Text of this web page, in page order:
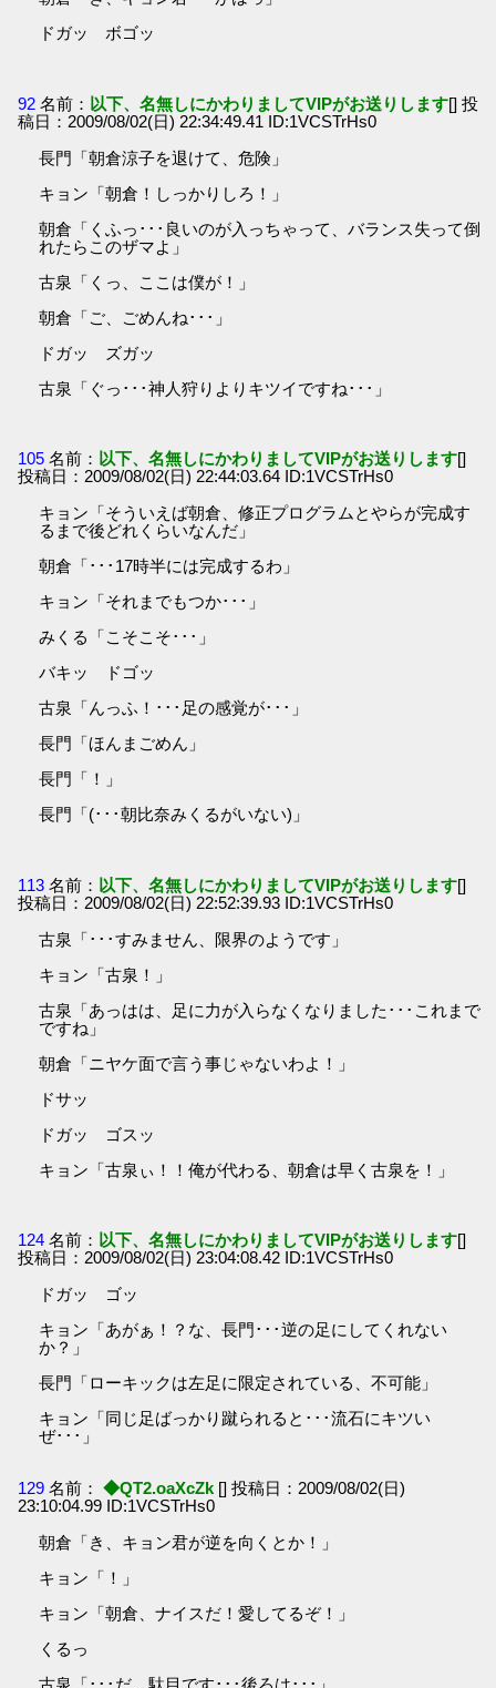
ドガッ ボゴッ
92 名前： 以下、名無しにかわりましてVIPがお送りします[] 投
稿日：2009/08/02(日) 22:34:49.41 ID:1VCSTrHs0
長門「朝倉涼子を退けて、危険」
キョン「朝倉！しっかりしろ！」
朝倉「くふっ･･･良いのが入っちゃって、バランス失って倒
れたらこのザマよ」
古泉「くっ、ここは僕が！」
朝倉「ご、ごめんね･･･」
ドガッ ズガッ
古泉「ぐっ･･･神人狩りよりキツイですね･･･」
105 名前： 以下、名無しにかわりましてVIPがお送りします[]
投稿日：2009/08/02(日) 22:44:03.64 ID:1VCSTrHs0
キョン「そういえば朝倉、修正プログラムとやらが完成す
るまで後どれくらいなんだ」
朝倉「･･･17時半には完成するわ」
キョン「それまでもつか･･･」
みくる「こそこそ･･･」
バキッ ドゴッ
古泉「んっふ！･･･足の感覚が･･･」
長門「ほんまごめん」
長門「！」
長門「(･･･朝比奈みくるがいない)」
113 名前： 以下、名無しにかわりましてVIPがお送りします[]
投稿日：2009/08/02(日) 22:52:39.93 ID:1VCSTrHs0
古泉「･･･すみません、限界のようです」
キョン「古泉！」
古泉「あっはは、足に力が入らなくなりました･･･これまで
ですね」
朝倉「ニヤケ面で言う事じゃないわよ！」
ドサッ
ドガッ ゴスッ
キョン「古泉ぃ！！俺が代わる、朝倉は早く古泉を！」
124 名前： 以下、名無しにかわりましてVIPがお送りします[]
投稿日：2009/08/02(日) 23:04:08.42 ID:1VCSTrHs0
ドガッ ゴッ
キョン「あがぁ！？な、長門･･･逆の足にしてくれない
か？」
長門「ローキックは左足に限定されている、不可能」
キョン「同じ足ばっかり蹴られると･･･流石にキツい
ぜ･･･」
129 名前： ◆QT2.oaXcZk [] 投稿日：2009/08/02(日)
23:10:04.99 ID:1VCSTrHs0
朝倉「き、キョン君が逆を向くとか！」
キョン「！」
キョン「朝倉、ナイスだ！愛してるぞ！」
くるっ